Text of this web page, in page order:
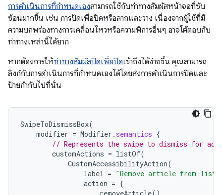
การดําเนินการที่กำหนดเองสามารถใช้กับท่าทางสัมผัสหน้าจอที่ซับ
ซ้อนมากขึ้น เช่น การปัดเพื่อปิดหรือลากและวาง เนื่องจากผู้ใช้ที่มี
ความบกพร่องทางการเคลื่อนไหวหรือความพิการอื่นๆ อาจโต้ตอบกับ
ท่าทางเหล่านี้ได้ยาก
หากต้องการให้ท่าทางสัมผัสปัดเพื่อปิดเข้าถึงได้ง่ายขึ้น คุณสามารถ
ลิงก์กับการดำเนินการที่กำหนดเองได้โดยส่งการดำเนินการปิดและ
ป้ายกำกับไปที่นั่น
SwipeToDismissBox(
modifier = Modifier . semantics {
// Represents the swipe to dismiss for
customActions = listOf(
CustomAccessibilityAction(
label = "Remove article from list"
action = {
removeArticle()